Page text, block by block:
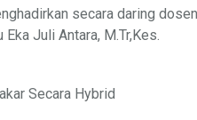
secara daring
Juli Antara, M.Tr,Kes.
Secara Hybrid